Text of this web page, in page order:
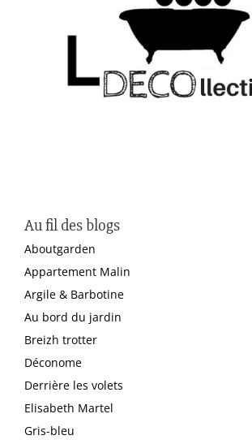
Au fil des blogs
Aboutgarden
Appartement Malin
Argile & Barbotine
Au bord du jardin
Breizh trotter
Déconome
Derrière les volets
Elisabeth Martel
Gris-bleu